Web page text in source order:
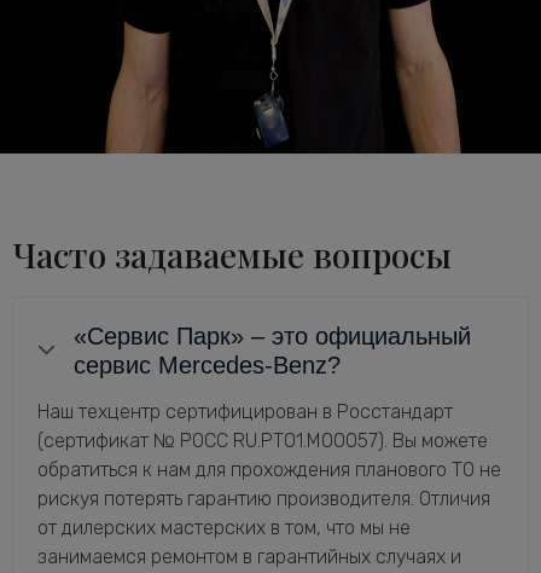
Часто задаваемые вопросы
«Сервис Парк» – это официальный
сервис Mercedes-Benz?
Наш техцентр сертифицирован в Росстандарт
(сертификат № РОСС RU.РТ01.М00057). Вы можете
обратиться к нам для прохождения планового ТО не
рискуя потерять гарантию производителя. Отличия
от дилерских мастерских в том, что мы не
занимаемся ремонтом в гарантийных случаях и